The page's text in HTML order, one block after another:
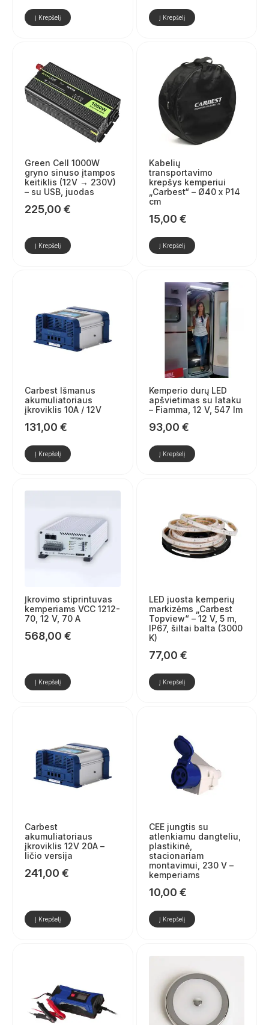
Į Krepšelį Į Krepšelį
Green Cell 1000W
gryno sinuso įtampos
keitiklis (12V → 230V)
– su USB, juodas
225,00 €
Į Krepšelį
Kabelių
transportavimo
krepšys kemperiui
„Carbest“ – Ø40 x P14
cm
15,00 €
Į Krepšelį
Carbest Išmanus
akumuliatoriaus
įkroviklis 10A / 12V
131,00 €
Į Krepšelį
Kemperio durų LED
apšvietimas su lataku
– Fiamma, 12 V, 547 lm
93,00 €
Į Krepšelį
Įkrovimo stiprintuvas
kemperiams VCC 1212-
70, 12 V, 70 A
568,00 €
Į Krepšelį
LED juosta kemperių
markizėms „Carbest
Topview“ – 12 V, 5 m,
IP67, šiltai balta (3000
K)
77,00 €
Į Krepšelį
Carbest
akumuliatoriaus
įkroviklis 12V 20A –
ličio versija
241,00 €
Į Krepšelį
CEE jungtis su
atlenkiamu dangteliu,
plastikinė,
stacionariam
montavimui, 230 V –
kemperiams
10,00 €
Į Krepšelį